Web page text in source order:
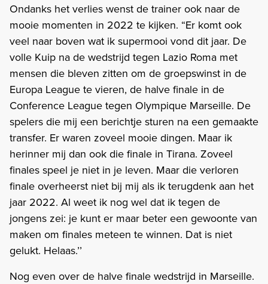
Ondanks het verlies wenst de trainer ook naar de
mooie momenten in 2022 te kijken. “Er komt ook
veel naar boven wat ik supermooi vond dit jaar. De
volle Kuip na de wedstrijd tegen Lazio Roma met
mensen die bleven zitten om de groepswinst in de
Europa League te vieren, de halve finale in de
Conference League tegen Olympique Marseille. De
spelers die mij een berichtje sturen na een gemaakte
transfer. Er waren zoveel mooie dingen. Maar ik
herinner mij dan ook die finale in Tirana. Zoveel
finales speel je niet in je leven. Maar die verloren
finale overheerst niet bij mij als ik terugdenk aan het
jaar 2022. Al weet ik nog wel dat ik tegen de
jongens zei: je kunt er maar beter een gewoonte van
maken om finales meteen te winnen. Dat is niet
gelukt. Helaas.’’
Nog even over de halve finale wedstrijd in Marseille.